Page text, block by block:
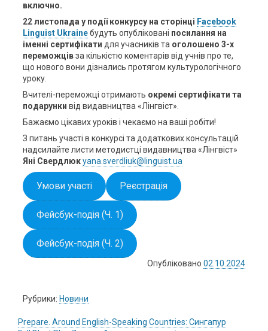
включно.
22 листопада у події конкурсу на сторінці Facebook
Linguist Ukraineбудуть опубліковані посилання на
іменні сертифікати для учасників та оголошено 3-х
переможцівза кількістю коментарів від учнів про те,
що нового вони дізнались протягом культурологічного
уроку.
Вчителі-переможці отримають окремі сертифікати та
подарунки від видавництва «Лінгвіст».
Бажаємо цікавих уроків і чекаємо на ваші робіти!
З питань участі в конкурсі та додаткових консультацій
надсилайте листи методистці видавництва «Лінгвіст»
Яні Свердлюкyana.sverdliuk@linguist.ua
Умови участі Реєстрація
Фейсбук-подія (Ч. 1)
Фейсбук-подія (Ч. 2)
Опубліковано02.10.2024
Рубрики: Новини
Навігація
Prepare. Around English-Speaking Countries: Сингапур